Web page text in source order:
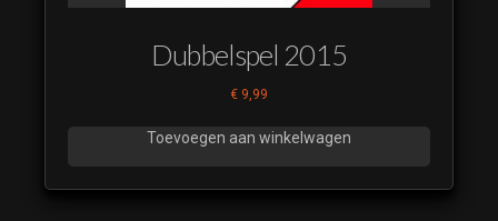
Dubbelspel 2015
€ 9,99
Toevoegen aan winkelwagen